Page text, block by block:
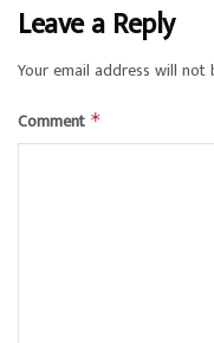
Leave a Reply
Your email address will not
Comment *